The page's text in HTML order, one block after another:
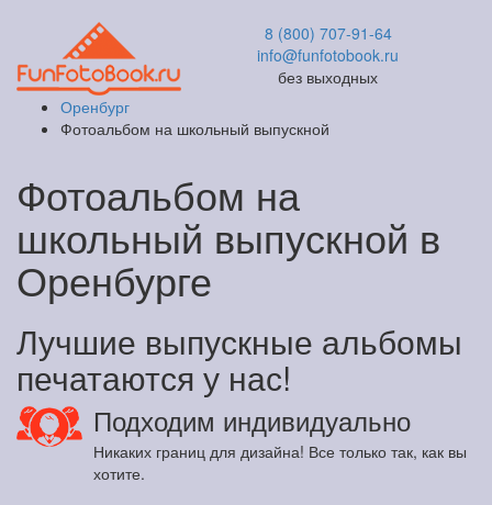
8 (800) 707-91-64
info@funfotobook.ru
без выходных
Оренбург
Фотоальбом на школьный выпускной
Фотоальбом на
школьный выпускной в
Оренбурге
Лучшие выпускные альбомы
печатаются у нас!
Подходим индивидуально
Никаких границ для дизайна! Все только так, как вы
хотите.